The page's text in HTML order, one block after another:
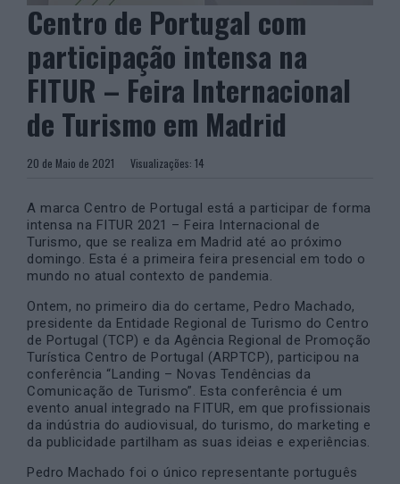
Centro de Portugal com
participação intensa na
FITUR – Feira Internacional
de Turismo em Madrid
20 de Maio de 2021 Visualizações: 14
A marca Centro de Portugal está a participar de forma
intensa na FITUR 2021 – Feira Internacional de
Turismo, que se realiza em Madrid até ao próximo
domingo. Esta é a primeira feira presencial em todo o
mundo no atual contexto de pandemia.
Ontem, no primeiro dia do certame, Pedro Machado,
presidente da Entidade Regional de Turismo do Centro
de Portugal (TCP) e da Agência Regional de Promoção
Turística Centro de Portugal (ARPTCP), participou na
conferência “Landing – Novas Tendências da
Comunicação de Turismo”. Esta conferência é um
evento anual integrado na FITUR, em que profissionais
da indústria do audiovisual, do turismo, do marketing e
da publicidade partilham as suas ideias e experiências.
Pedro Machado foi o único representante português